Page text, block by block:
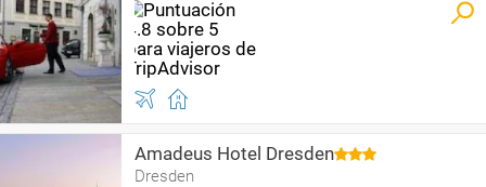
Amadeus Hotel Dresden
Dresden